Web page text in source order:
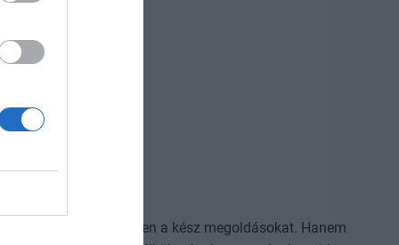
használja ügyesebben a kész megoldásokat. Hanem